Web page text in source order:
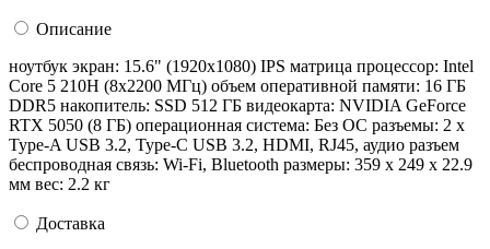
Описание
ноутбук экран: 15.6" (1920x1080) IPS матрица процессор: Intel
Core 5 210H (8x2200 МГц) объем оперативной памяти: 16 ГБ
DDR5 накопитель: SSD 512 ГБ видеокарта: NVIDIA GeForce
RTX 5050 (8 ГБ) операционная система: Без ОС разъемы: 2 x
Type-A USB 3.2, Type-C USB 3.2, HDMI, RJ45, аудио разъем
беспроводная связь: Wi-Fi, Bluetooth pазмеры: 359 x 249 x 22.9
мм вес: 2.2 кг
Доставка